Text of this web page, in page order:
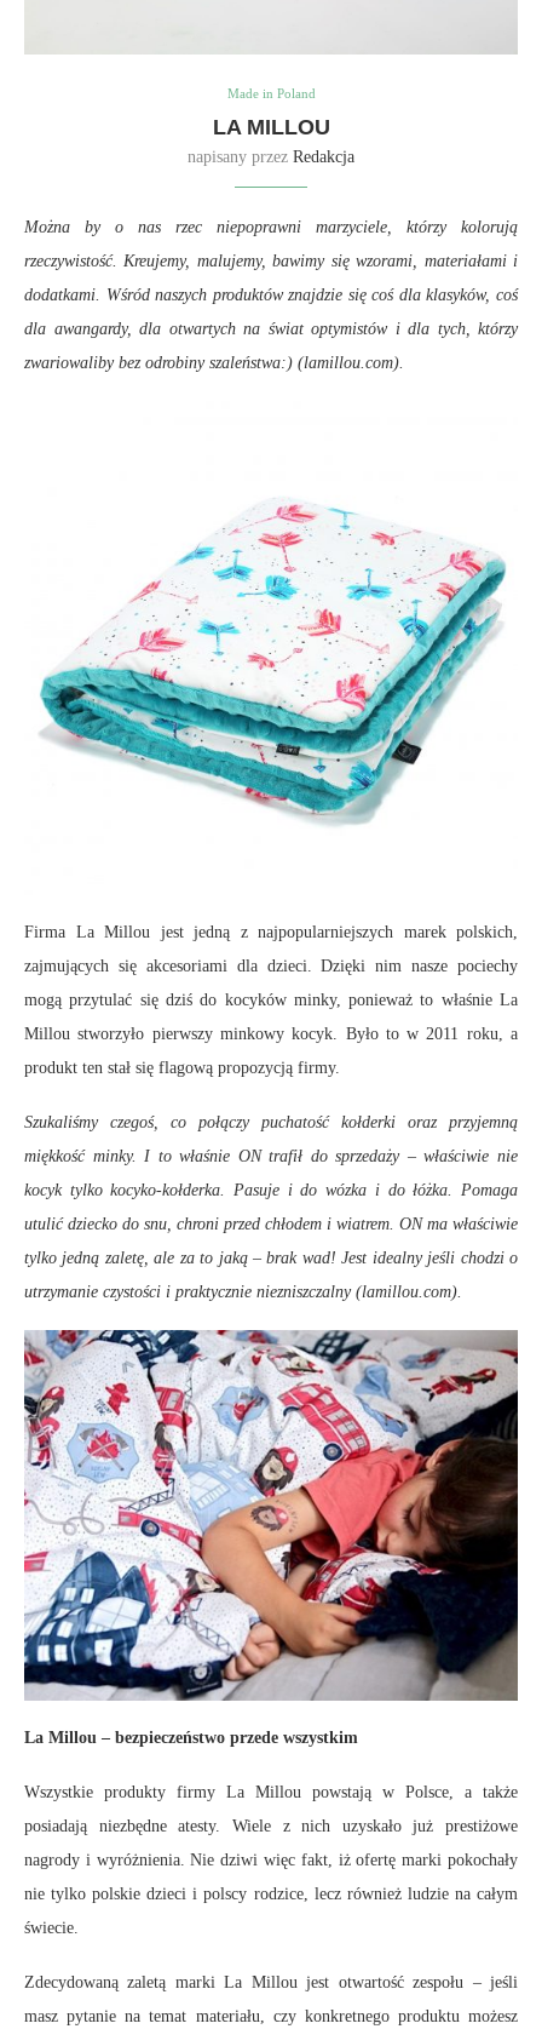
Made in Poland
LA MILLOU
napisany przez Redakcja
Można by o nas rzec niepoprawni marzyciele, którzy kolorują
rzeczywistość. Kreujemy, malujemy, bawimy się wzorami, materiałami i
dodatkami. Wśród naszych produktów znajdzie się coś dla klasyków, coś
dla awangardy, dla otwartych na świat optymistów i dla tych, którzy
zwariowaliby bez odrobiny szaleństwa:) (lamillou.com).
Firma La Millou jest jedną z najpopularniejszych marek polskich,
zajmujących się akcesoriami dla dzieci. Dzięki nim nasze pociechy
mogą przytulać się dziś do kocyków minky, ponieważ to właśnie La
Millou stworzyło pierwszy minkowy kocyk. Było to w 2011 roku, a
produkt ten stał się flagową propozycją firmy.
Szukaliśmy czegoś, co połączy puchatość kołderki oraz przyjemną
miękkość minky. I to właśnie ON trafił do sprzedaży – właściwie nie
kocyk tylko kocyko-kołderka. Pasuje i do wózka i do łóżka. Pomaga
utulić dziecko do snu, chroni przed chłodem i wiatrem. ON ma właściwie
tylko jedną zaletę, ale za to jaką – brak wad! Jest idealny jeśli chodzi o
utrzymanie czystości i praktycznie niezniszczalny (lamillou.com).
La Millou – bezpieczeństwo przede wszystkim
Wszystkie produkty firmy La Millou powstają w Polsce, a także
posiadają niezbędne atesty. Wiele z nich uzyskało już prestiżowe
nagrody i wyróżnienia. Nie dziwi więc fakt, iż ofertę marki pokochały
nie tylko polskie dzieci i polscy rodzice, lecz również ludzie na całym
świecie.
Zdecydowaną zaletą marki La Millou jest otwartość zespołu – jeśli
masz pytanie na temat materiału, czy konkretnego produktu możesz